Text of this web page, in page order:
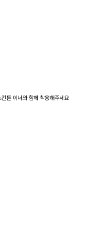
톤 이너와 함께 착용해주세요